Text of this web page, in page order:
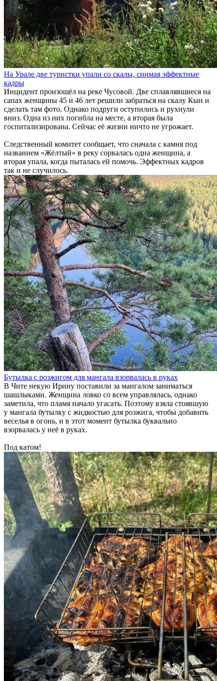
На Урале две туристки упали со скалы, снимая эффектные
кадры
Инцидент произошёл на реке Чусовой. Две сплавлявшиеся на
сапах женщины 45 и 46 лет решили забраться на скалу Кын и
сделать там фото. Однако подруги оступились и рухнули
вниз. Одна из них погибла на месте, а вторая была
госпитализирована. Сейчас её жизни ничто не угрожает.
Следственный комитет сообщает, что сначала с камня под
названием «Жёлтый» в реку сорвалась одна женщина, а
вторая упала, когда пыталась ей помочь. Эффектных кадров
так и не случилось.
Бутылка с розжигом для мангала взорвалась в руках
В Чите некую Ирину поставили за мангалом заниматься
шашлыками. Женщина ловко со всем управлялась, однако
заметила, что пламя начало угасать. Поэтому взяла стоявшую
у мангала бутылку с жидкостью для розжига, чтобы добавить
веселья в огонь, и в этот момент бутылка буквально
взорвалась у неё в руках.
Под катом!